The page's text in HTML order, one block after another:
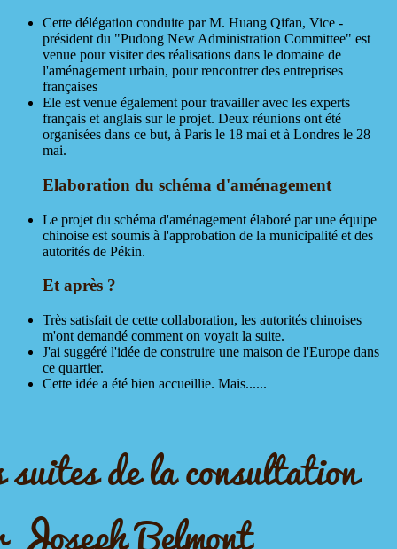
Cette délégation conduite par M. Huang Qifan, Vice -
président du "Pudong New Administration Committee" est
venue pour visiter des réalisations dans le domaine de
l'aménagement urbain, pour rencontrer des entreprises
françaises
Ele est venue également pour travailler avec les experts
français et anglais sur le projet. Deux réunions ont été
organisées dans ce but, à Paris le 18 mai et à Londres le 28
mai.
Elaboration du schéma d'aménagement
Le projet du schéma d'aménagement élaboré par une équipe
chinoise est soumis à l'approbation de la municipalité et des
autorités de Pékin.
Et après ?
Très satisfait de cette collaboration, les autorités chinoises
m'ont demandé comment on voyait la suite.
J'ai suggéré l'idée de construire une maison de l'Europe dans
ce quartier.
Cette idée a été bien accueillie. Mais......
suites de la consultation
Joseph Belmont